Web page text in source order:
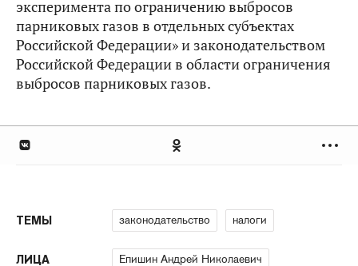
эксперимента по ограничению выбросов
парниковых газов в отдельных субъектах
Российской Федерации» и законодательством
Российской Федерации в области ограничения
выбросов парниковых газов.
ТЕМЫ законодательство налоги
ЛИЦА Епишин Андрей Николаевич